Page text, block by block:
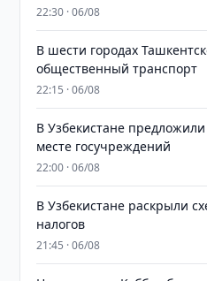
22:30 · 06/08
В шести городах
общественный транспорт
22:15 · 06/08
В Узбекистане
месте госучреждений
22:00 · 06/08
В Узбекистане раскрыли
налогов
21:45 · 06/08